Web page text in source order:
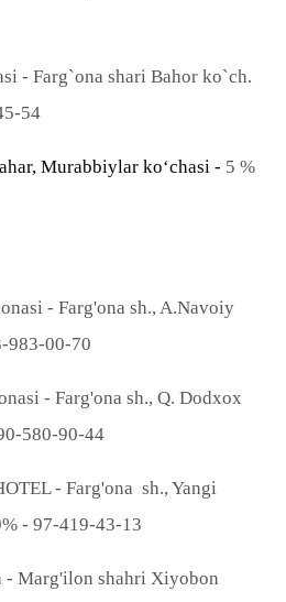
- Farg`ona shari Bahor ko`ch.
54
Murabbiylar ko‘chasi - 5 %
- Farg'ona sh., A.Navoiy
983-00-70
- Farg'ona sh., Q. Dodxox
580-90-44
- Farg'ona sh., Yangi
- 97-419-43-13
- Marg'ilon shahri Xiyobon